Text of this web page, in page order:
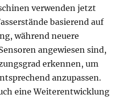
verwenden jetzt
basierend auf
während neuere
angewiesen sind,
erkennen, um
anzupassen.
eine Weiterentwicklung